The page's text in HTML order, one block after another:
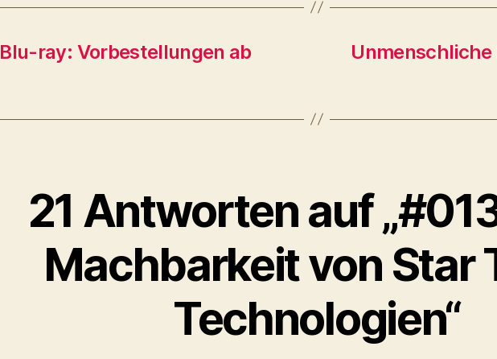
e
ray: Vorbestellungen ab
Unmenschliche
21 Antworten auf
Machbarkeit von Star
Technologien“